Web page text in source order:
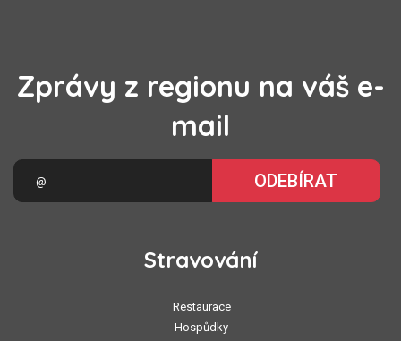
Zprávy z regionu na váš e-
mail
ODEBÍRAT
Stravování
Restaurace
Hospůdky